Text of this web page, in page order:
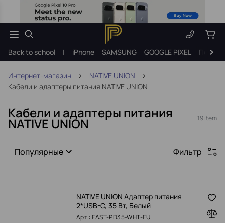
Back to school | iPhone SAMSUNG GOOGLE PIXEL
Интернет-магазин
NATIVE UNION
Кабели и адаптеры питания NATIVE UNION
Кабели и адаптеры питания
NATIVE UNION 19 item
Популярные Фильтр
NATIVE UNION Адаптер питания
2*USB-C, 35 Вт, Белый
Арт.: FAST-PD35-WHT-EU